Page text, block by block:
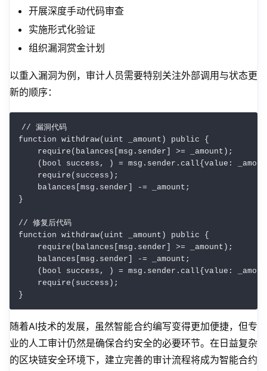
开展深度手动代码审查
实施形式化验证
组织漏洞赏金计划
以重入漏洞为例，审计人员需要特别关注外部调用与状态更
新的顺序：
// 漏洞代码
function withdraw(uint _amount) public {
    require(balances[msg.sender] >= _amount);
(bool success, ) = msg.sender.call{value:
    require(success);
    balances[msg.sender] -= _amount;
}
// 修复后代码
function withdraw(uint _amount) public {
    require(balances[msg.sender] >= _amount);
    balances[msg.sender] -= _amount;
(bool success, ) = msg.sender.call{value:
    require(success);
随着AI技术的发展，虽然智能合约编写变得更加便捷，但专
业的人工审计仍然是确保合约安全的必要环节。在日益复杂
的区块链安全环境下，建立完善的审计流程将成为智能合约